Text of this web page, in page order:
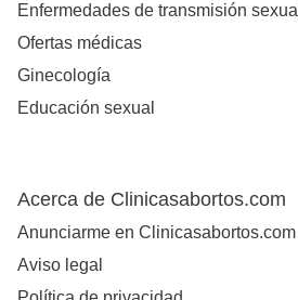
Enfermedades de transmisión sexual
Ofertas médicas
Ginecología
Educación sexual
Acerca de Clinicasabortos.com
Anunciarme en Clinicasabortos.com
Aviso legal